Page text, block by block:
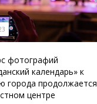
фотографий
календарь» к
города продолжается
центре